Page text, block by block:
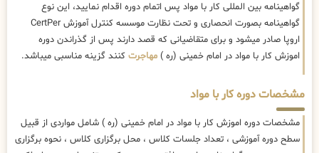
گواهینامه بین المللی کار با مواد پس اتمام دوره اقدام نمایید، این نوع
گواهینامه بصورت انحصاری و تحت نظارت موسسه کنترل آموزش CertPer
اروپا صادر میشود و برای متقاضیانی که قصد دارند پس از گذراندن دوره
اموزش کار با مواد در امام خمینی (ره ) مهاجرت کنند گزینه مناسبی میباشد.
مشخصات دوره کار با مواد
مشخصات دوره اموزش کار با مواد در امام خمینی (ره ) شامل مواردی از قبیل
سطح دوره آموزشی ، تعداد جلسات کلاس ، محل برگزاری کلاس ، نحوه برگزاری